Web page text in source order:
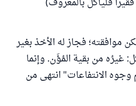
فجاز له الأخذ بغير
غيرُه من بقية المُؤَن. وإنما
وجوه الانتفاعات" انتهى من